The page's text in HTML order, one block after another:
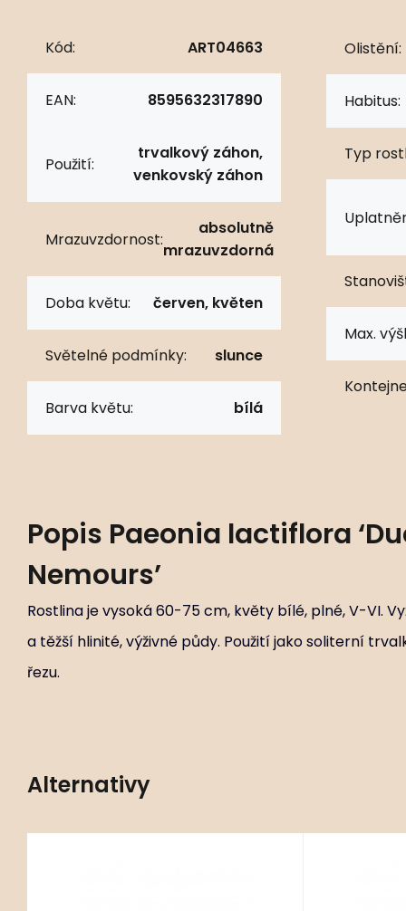
Kód: ART04663
EAN: 8595632317890
Použití:
trvalkový záhon,
venkovský záhon
Mrazuvzdornost:
absolutně
mrazuvzdorná
Doba květu: červen, květen
Světelné podmínky: slunce
Barva květu: bílá
Olistění:
Habitus:
Typ
Max.
Popis Paeonia lactiflora
Nemours’
Rostlina je vysoká 60-75 cm, květy bílé, plné, V-VI.
a těžší hlinité, výživné půdy. Použití jako soliterní
řezu.
Alternativy